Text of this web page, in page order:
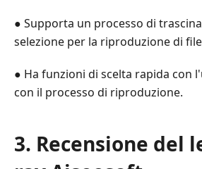
● Supporta un processo di
selezione per la riproduzione di
● Ha funzioni di scelta rapida con
con il processo di riproduzione.
3. Recensione del